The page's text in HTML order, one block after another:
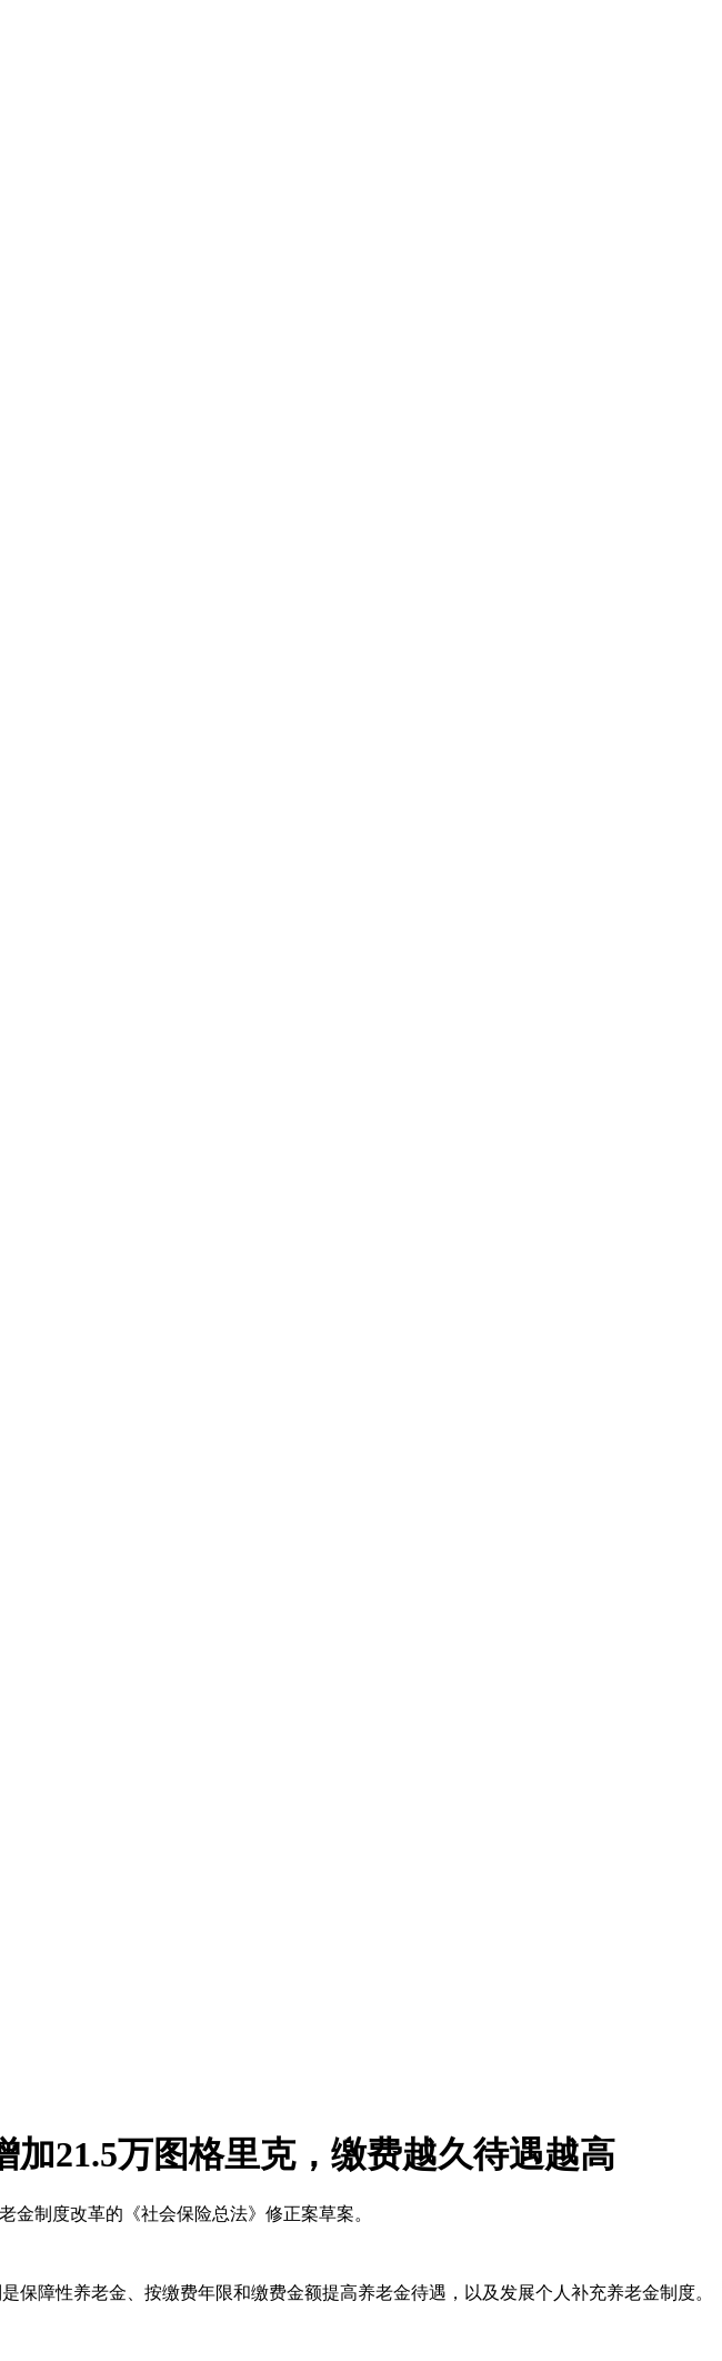
21.5万图格里克，缴费越久待遇越高
制度改革的《社会保险总法》修正案草案。
障性养老金、按缴费年限和缴费金额提高养老金待遇，以及发展个人补充养老金制度。